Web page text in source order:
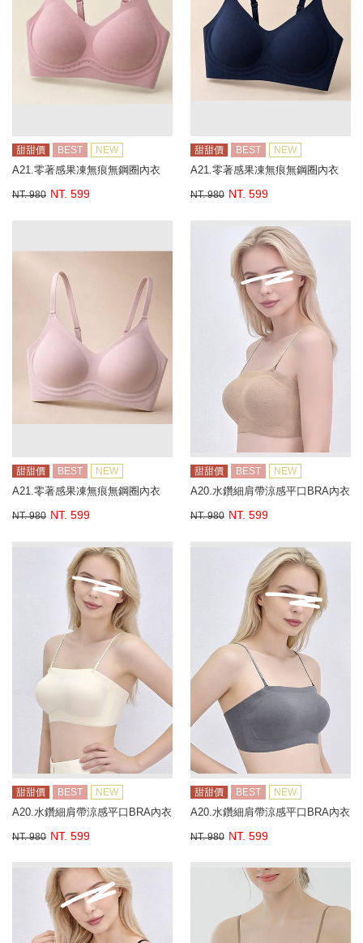
甜甜價 BEST NEW
A21.零著感果凍無痕無鋼圈內衣
NT. 980 NT. 599
甜甜價 BEST NEW
A21.零著感果凍無痕無鋼圈內衣
NT. 980 NT. 599
甜甜價 BEST NEW
A21.零著感果凍無痕無鋼圈內衣
NT. 980 NT. 599
甜甜價 BEST NEW
A20.水鑽細肩帶涼感平口BRA內衣
NT. 980 NT. 599
甜甜價 BEST NEW
A20.水鑽細肩帶涼感平口BRA內衣
NT. 980 NT. 599
甜甜價 BEST NEW
A20.水鑽細肩帶涼感平口BRA內衣
NT. 980 NT. 599